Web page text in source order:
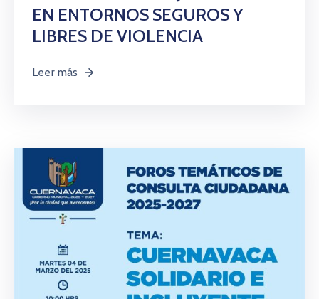
EN ENTORNOS SEGUROS Y
LIBRES DE VIOLENCIA
Leer más